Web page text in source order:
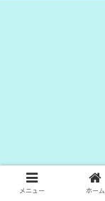
メニュー ホーム